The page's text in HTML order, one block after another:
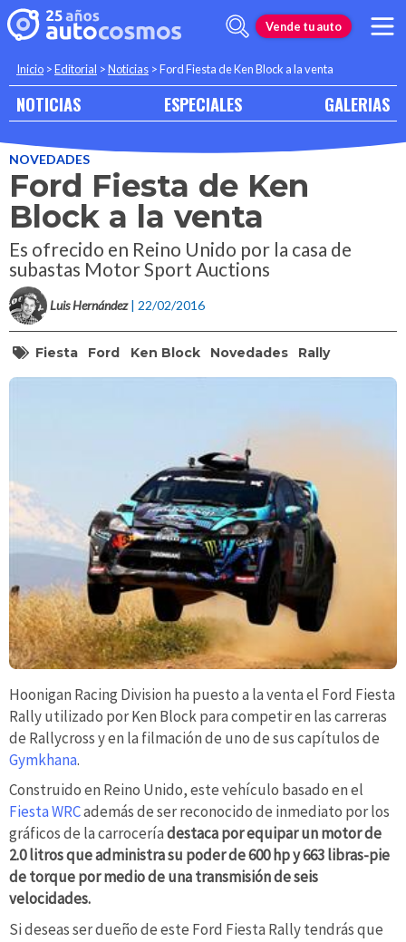
Vende tu auto
Inicio >Editorial >Noticias >Ford Fiesta de Ken Block a la venta
NOTICIAS ESPECIALES GALERIAS
NOVEDADES
Ford Fiesta de Ken
Block a la venta
Es ofrecido en Reino Unido por la casa de
subastas Motor Sport Auctions
Luis Hernández | 22/02/2016
Fiesta Ford Ken Block Novedades Rally
Hoonigan Racing Division ha puesto a la venta el Ford Fiesta
Rally utilizado por Ken Block para competir en las carreras
de Rallycross y en la filmación de uno de sus capítulos de
Gymkhana.
Construido en Reino Unido, este vehículo basado en el
Fiesta WRCademás de ser reconocido de inmediato por los
gráficos de la carroceríadestaca por equipar un motor de
2.0 litros que administra su poder de 600 hp y 663 libras-pie
de torque por medio de una transmisión de seis
velocidades.
Si deseas ser dueño de este Ford Fiesta Rally tendrás que